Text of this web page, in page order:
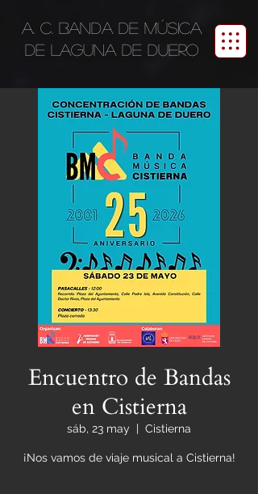
A. C. BANDA DE MÚSICA
DE LAGUNA DE DUERO
Encuentro de Bandas
en Cistierna
sáb, 23 may
  |
Cistierna
¡Nos vamos de viaje musical a Cistierna!